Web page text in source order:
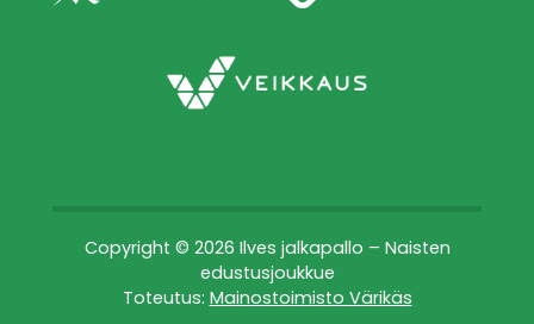
Copyright © 2026 Ilves jalkapallo – Naisten
edustusjoukkue
Toteutus: Mainostoimisto Värikäs